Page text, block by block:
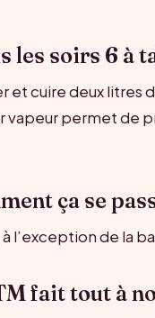
les soirs 6 à
cuire deux litres
vapeur permet de
ça se
l’exception de la
fait tout à